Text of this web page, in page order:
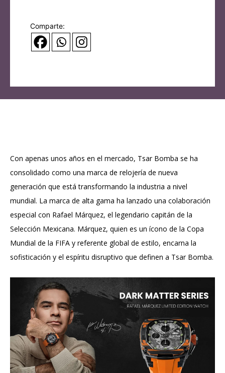
Comparte:
Con apenas unos años en el mercado, Tsar Bomba se ha
consolidado como una marca de relojería de nueva
generación que está transformando la industria a nivel
mundial. La marca de alta gama ha lanzado una colaboración
especial con Rafael Márquez, el legendario capitán de la
Selección Mexicana. Márquez, quien es un ícono de la Copa
Mundial de la FIFA y referente global de estilo, encarna la
sofisticación y el espíritu disruptivo que definen a Tsar Bomba.